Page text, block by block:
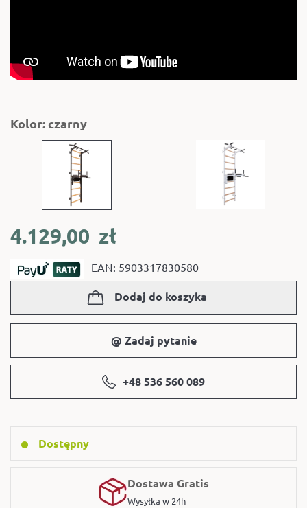
Kolor: czarny
4.129,00 zł
EAN: 5903317830580
Dodaj do koszyka
@ Zadaj pytanie
+48 536 560 089
Dostępny
Dostawa Gratis
Wysyłka w 24h